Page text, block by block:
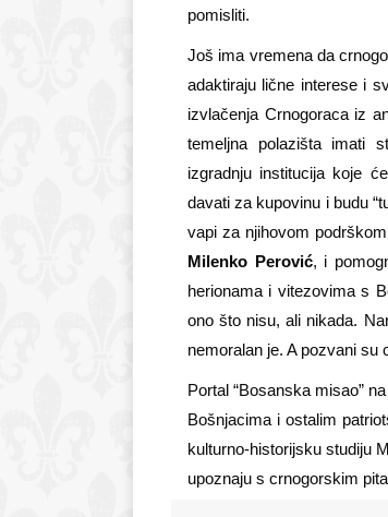
pomisliti.
Još ima vremena da
adaktiraju lične interese i
izvlačenja Crnogoraca iz
temeljna polazišta imati
izgradnju institucija koje
davati za kupovinu i budu
vapi za njihovom
Milenko Perović, i
herionama i vitezovima s
ono što nisu, ali nikada.
nemoralan je. A pozvani su
Portal “Bosanska misao”
Bošnjacima i ostalim
kulturno-historijsku studiju
upoznaju s crnogorskim